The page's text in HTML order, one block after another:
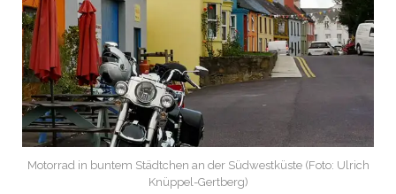
Motorrad in buntem Städtchen an der Südwestküste (Foto: Ulrich
Knüppel-Gertberg)